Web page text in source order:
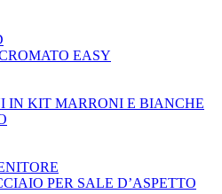
EASY
IN KIT MARRONI E BIANCHE
PER SALE D’ASPETTO